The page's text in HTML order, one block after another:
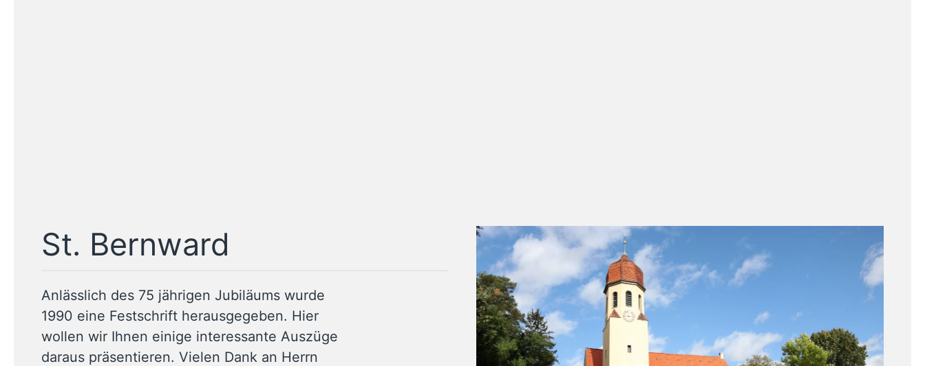
St. Bernward
Anlässlich des 75 jährigen Jubiläums wurde
1990 eine Festschrift herausgegeben. Hier
wollen wir Ihnen einige interessante Auszüge
daraus präsentieren. Vielen Dank an Herrn